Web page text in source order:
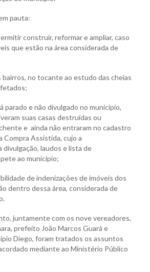
pauta:
construir, reformar e ampliar, caso
que estão na área considerada de
bairros, no tocante ao estudo das cheias
parado e não divulgado no município,
suas casas destruídas ou
e ainda não entraram no cadastro
Compra Assistida, cujo a
divulgação, laudos e lista de
ao município;
de indenizações de imóveis dos
dentro dessa área, considerada de
juntamente com os nove vereadores,
prefeito João Marcos Guará e
Diego, foram tratados os assuntos
mediante ao Ministério Público